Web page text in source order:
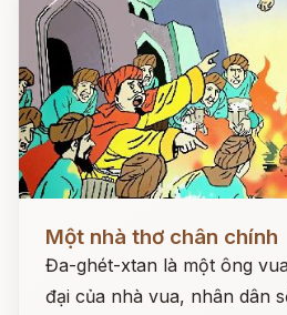
Một nhà thơ chân chính
Đa-ghét-xtan là một ông
đại của nhà vua, nhân dân